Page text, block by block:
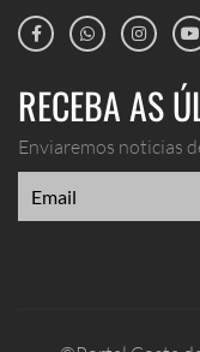
RECEBA AS
Enviaremos noticias